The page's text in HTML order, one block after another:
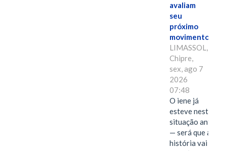
avaliam
seu
próximo
movimento.
LIMASSOL,
Chipre,
sex, ago 7
2026
07:48
O iene já
esteve nesta
situação antes
— será que a
história vai se